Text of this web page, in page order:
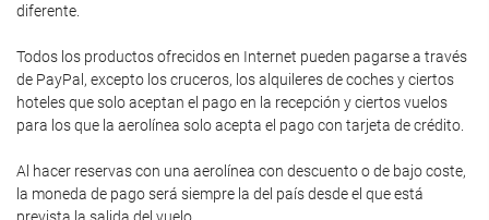
diferente.
Todos los productos ofrecidos en Internet pueden pagarse a través
de PayPal, excepto los cruceros, los alquileres de coches y ciertos
hoteles que solo aceptan el pago en la recepción y ciertos vuelos
para los que la aerolínea solo acepta el pago con tarjeta de crédito.
Al hacer reservas con una aerolínea con descuento o de bajo coste,
la moneda de pago será siempre la del país desde el que está